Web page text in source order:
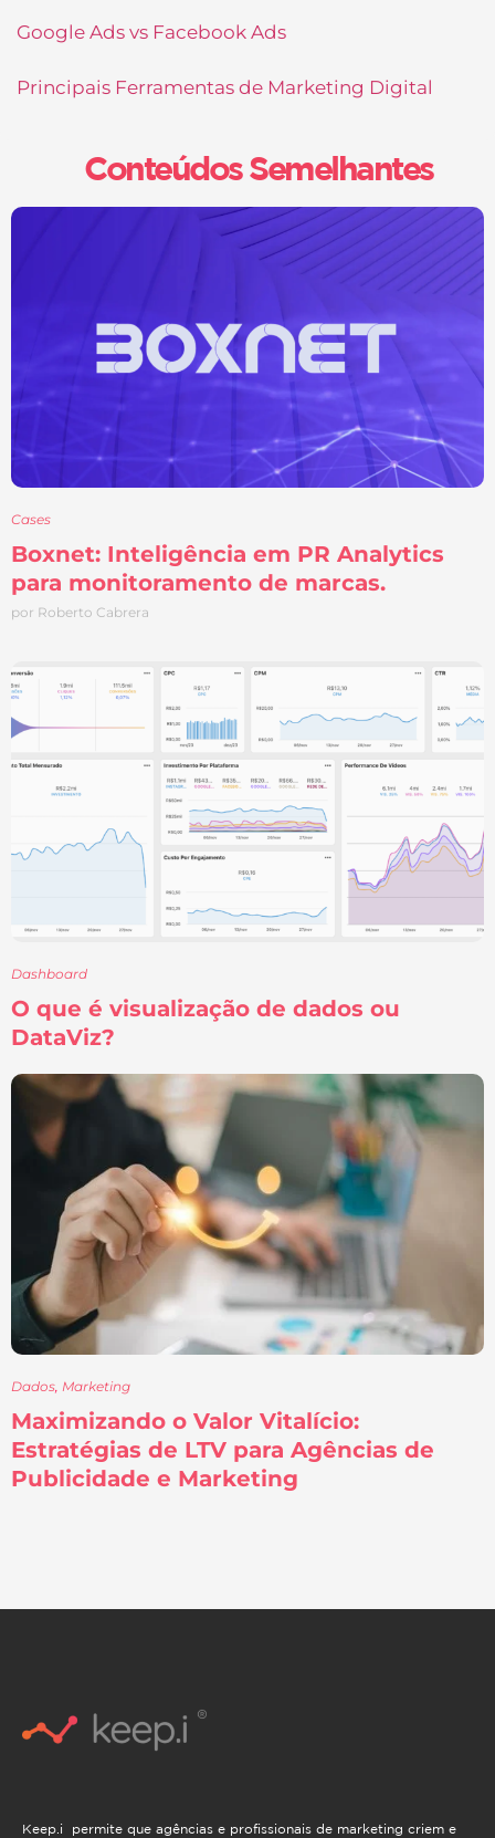
Google Ads vs Facebook Ads
Principais Ferramentas de Marketing Digital
Conteúdos Semelhantes
Cases
Boxnet: Inteligência em PR Analytics
para monitoramento de marcas.
por Roberto Cabrera
Dashboard
O que é visualização de dados ou
DataViz?
Dados, Marketing
Maximizando o Valor Vitalício:
Estratégias de LTV para Agências de
Publicidade e Marketing
Keep.i permite que agências e profissionais de marketing criem e